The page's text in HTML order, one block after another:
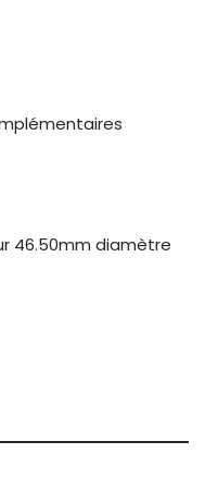
46.50mm diamètre